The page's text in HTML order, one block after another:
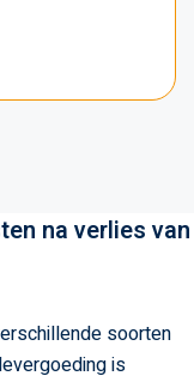
na verlies van
soorten
is